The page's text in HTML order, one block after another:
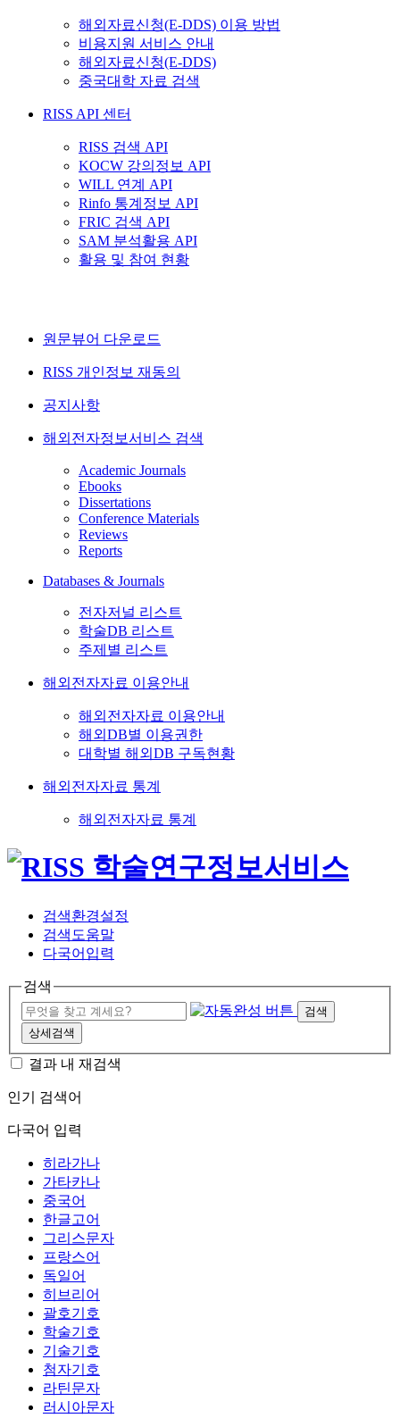
해외자료신청(E-DDS) 이용 방법
비용지원 서비스 안내
해외자료신청(E-DDS)
중국대학 자료 검색
RISS API 센터
RISS 검색 API
KOCW 강의정보 API
WILL 연계 API
Rinfo 통계정보 API
FRIC 검색 API
SAM 분석활용 API
활용 및 참여 현황
원문뷰어 다운로드
RISS 개인정보 재동의
공지사항
해외전자정보서비스 검색
Academic Journals
Ebooks
Dissertations
Conference Materials
Reviews
Reports
Databases & Journals
전자저널 리스트
학술DB 리스트
주제별 리스트
해외전자자료 이용안내
해외전자자료 이용안내
해외DB별 이용권한
대학별 해외DB 구독현황
해외전자자료 통계
해외전자자료 통계
검색환경설정
검색도움말
다국어입력
검색
검색
상세검색
결과 내 재검색
인기 검색어
다국어 입력
히라가나
가타카나
중국어
한글고어
그리스문자
프랑스어
독일어
히브리어
괄호기호
학술기호
기술기호
첨자기호
라틴문자
러시아문자